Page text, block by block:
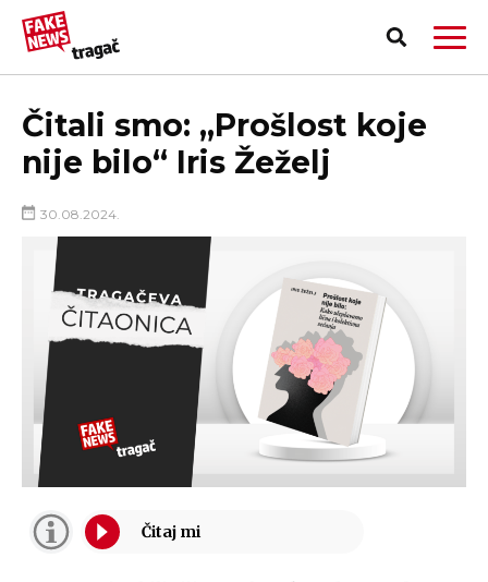
PRIJAVI LAŽNU VEST!
Čitali smo: „Prošlost koje
nije bilo“ Iris Žeželj
30.08.2024.